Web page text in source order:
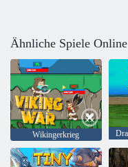
Ähnliche Spiele Online
Wikingerkrieg